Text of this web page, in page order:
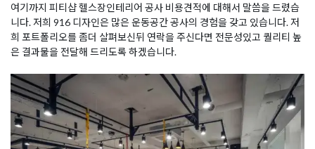
여기까지 피티샵 헬스장인테리어 공사 비용견적에 대해서 말씀을 드렸습
니다. 저희 916 디자인은 많은 운동공간 공사의 경험을 갖고 있습니다. 저
희 포트폴리오를 좀더 살펴보신뒤 연락을 주신다면 전문성있고 퀄리티 높
은 결과물을 전달해 드리도록 하겠습니다.